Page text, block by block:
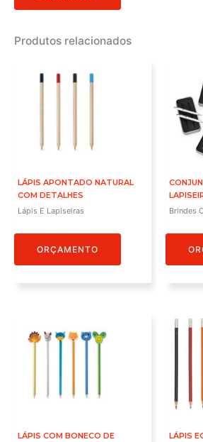
Produtos relacionados
LÁPIS APONTADO NATURAL
COM DETALHES
Lápis E Lapiseiras
ORÇAMENTO
Brindes
LÁPIS COM BONECO DE
LÁPIS